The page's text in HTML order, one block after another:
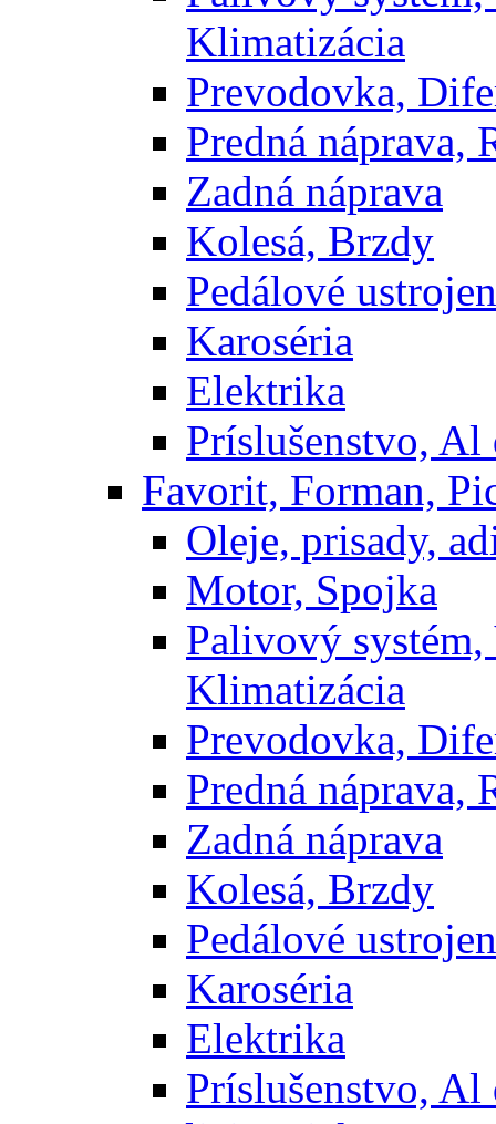
Klimatizácia
Prevodovka,
Predná náprava,
Zadná náprava
Kolesá, Brzdy
Pedálové
Karoséria
Elektrika
Príslušenstvo, Al
Favorit, Forman,
Oleje, prisady,
Motor, Spojka
Palivový
Klimatizácia
Prevodovka,
Predná náprava,
Zadná náprava
Kolesá, Brzdy
Pedálové
Karoséria
Elektrika
Príslušenstvo, Al